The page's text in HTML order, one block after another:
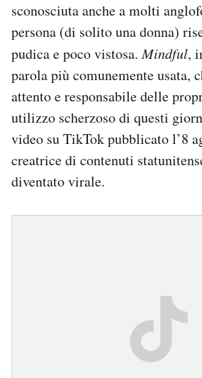
sconosciuta anche a molti
persona (di solito una donna)
pudica e poco vistosa.Mindful,
parola più comunemente usata,
attento e responsabile delle
utilizzo scherzoso di questi
video su TikTok pubblicato l’8
creatrice di contenuti
diventato virale.